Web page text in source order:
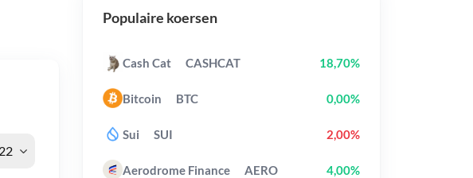
Populaire koersen
Cash Cat CASHCAT 18,70%
Bitcoin BTC 0,00%
Sui SUI 2,00%
Aerodrome Finance AERO 4,00%